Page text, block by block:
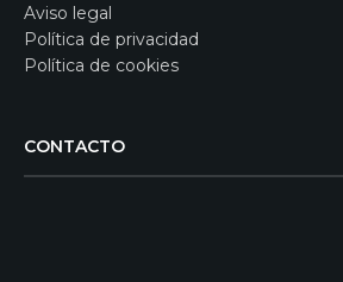
Aviso legal
Política de privacidad
Política de cookies
CONTACTO